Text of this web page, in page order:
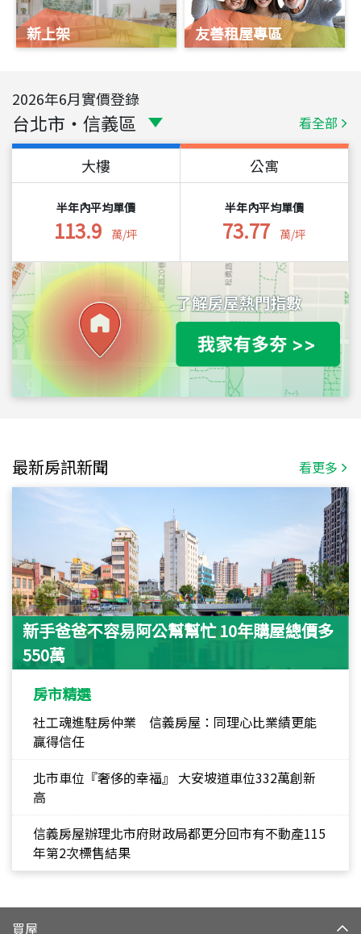
新上架 友善租屋專區
2026年6月實價登錄
台北市 ・ 信義區 看全部
大樓
半年內平均單價
113.9 萬/坪
公寓
半年內平均單價
73.77 萬/坪
最新房訊新聞 看更多
新手爸爸不容易阿公幫幫忙 10年購屋總價多
550萬
房市精選
社工魂進駐房仲業 信義房屋：同理心比業績更能
贏得信任
北市車位『奢侈的幸福』 大安坡道車位332萬創新
高
信義房屋辦理北市府財政局都更分回市有不動產115
年第2次標售結果
買屋